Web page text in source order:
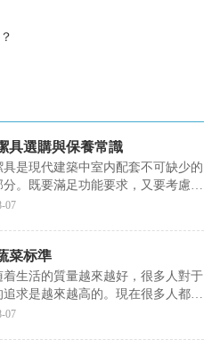
具選購與保養常識
具是現代建築中室内配套不可缺少的
分。既要滿足功能要求，又要考慮節
水的新階段。衛生器具的材質，使用
出玻璃鋼、人造大理石、人造瑪瑙、
等新材料。衛生潔具五金配件的加工
也由一般的鍍鉻處理，發展到用...
07
菜标準
着生活的質量越來越好，很多人對于
追求是越來越高的。現在很多人都希
吃到有機蔬菜，以為内有機蔬菜的營
07